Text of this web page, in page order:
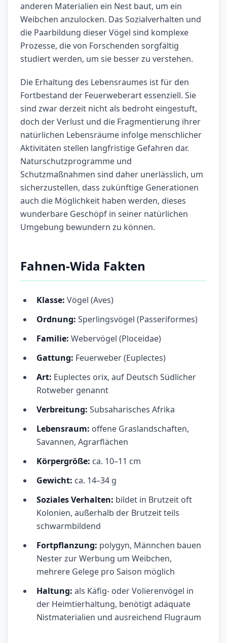
anderen Materialien ein Nest baut, um ein
Weibchen anzulocken. Das Sozialverhalten und
die Paarbildung dieser Vögel sind komplexe
Prozesse, die von Forschenden sorgfältig
studiert werden, um sie besser zu verstehen.
Die Erhaltung des Lebensraumes ist für den
Fortbestand der Feuerweberart essenziell. Sie
sind zwar derzeit nicht als bedroht eingestuft,
doch der Verlust und die Fragmentierung ihrer
natürlichen Lebensräume infolge menschlicher
Aktivitäten stellen langfristige Gefahren dar.
Naturschutzprogramme und
Schutzmaßnahmen sind daher unerlässlich, um
sicherzustellen, dass zukünftige Generationen
auch die Möglichkeit haben werden, dieses
wunderbare Geschöpf in seiner natürlichen
Umgebung bewundern zu können.
Fahnen-Wida Fakten
Klasse: Vögel (Aves)
Ordnung: Sperlingsvögel (Passeriformes)
Familie: Webervögel (Ploceidae)
Gattung: Feuerweber (Euplectes)
Art: Euplectes orix, auf Deutsch Südlicher
Rotweber genannt
Verbreitung: Subsaharisches Afrika
Lebensraum: offene Graslandschaften,
Savannen, Agrarflächen
Körpergröße: ca. 10–11 cm
Gewicht: ca. 14–34 g
Soziales Verhalten: bildet in Brutzeit oft
Kolonien, außerhalb der Brutzeit teils
schwarmbildend
Fortpflanzung: polygyn, Männchen bauen
Nester zur Werbung um Weibchen,
mehrere Gelege pro Saison möglich
Haltung: als Käfig- oder Volierenvögel in
der Heimtierhaltung, benötigt adäquate
Nistmaterialien und ausreichend Flugraum